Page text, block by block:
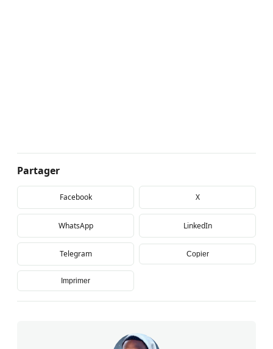
Partager
Facebook X
WhatsApp LinkedIn
Telegram Copier
Imprimer